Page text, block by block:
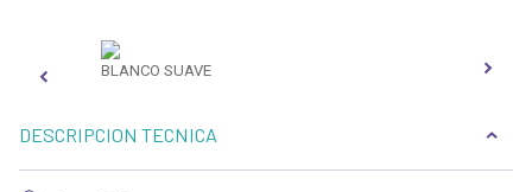
BLANCO SUAVE
DESCRIPCION TECNICA